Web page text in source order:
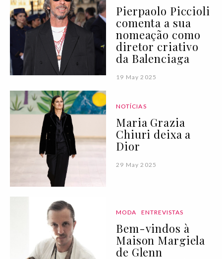
Pierpaolo Piccioli
comenta a sua
nomeação como
diretor criativo
da Balenciaga
19 May 2025
NOTÍCIAS
Maria Grazia
Chiuri deixa a
Dior
29 May 2025
MODA ENTREVISTAS
Bem-vindos à
Maison Margiela
de Glenn